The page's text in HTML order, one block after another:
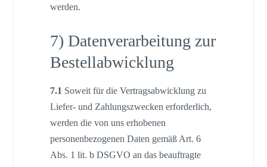
werden.
7) Datenverarbeitung zur
Bestellabwicklung
7.1 Soweit für die Vertragsabwicklung zu
Liefer- und Zahlungszwecken erforderlich,
werden die von uns erhobenen
personenbezogenen Daten gemäß Art. 6
Abs. 1 lit. b DSGVO an das beauftragte